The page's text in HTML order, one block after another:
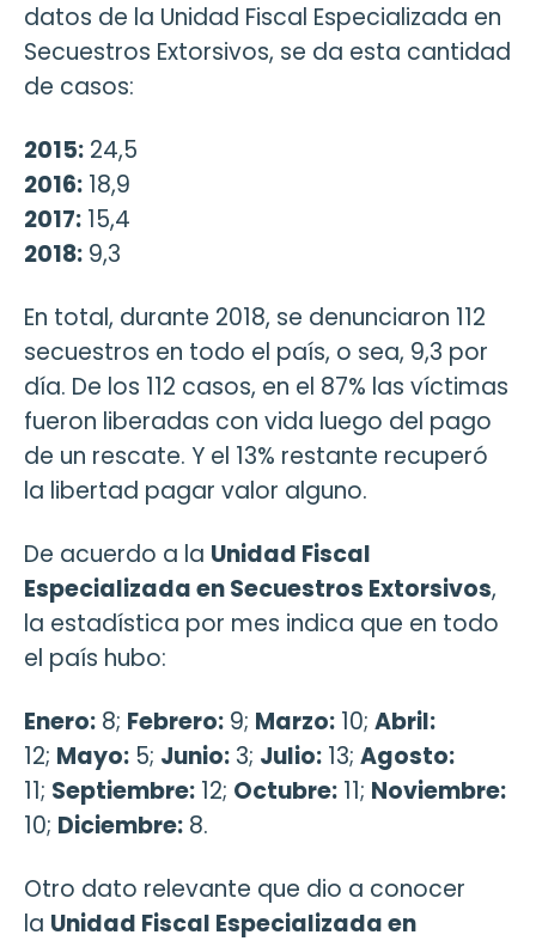
datos de la Unidad Fiscal Especializada en
Secuestros Extorsivos, se da esta cantidad
de casos:
2015: 24,5
2016: 18,9
2017: 15,4
2018: 9,3
En total, durante 2018, se denunciaron 112
secuestros en todo el país, o sea, 9,3 por
día. De los 112 casos, en el 87% las víctimas
fueron liberadas con vida luego del pago
de un rescate. Y el 13% restante recuperó
la libertad pagar valor alguno.
De acuerdo a la Unidad Fiscal
Especializada en Secuestros Extorsivos,
la estadística por mes indica que en todo
el país hubo:
Enero: 8; Febrero: 9; Marzo: 10; Abril:
12; Mayo: 5; Junio: 3; Julio: 13; Agosto:
11; Septiembre: 12; Octubre: 11; Noviembre:
10; Diciembre: 8.
Otro dato relevante que dio a conocer
la Unidad Fiscal Especializada en